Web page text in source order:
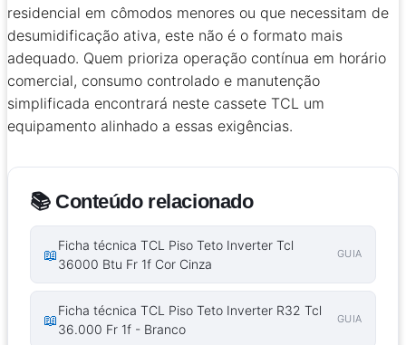
residencial em cômodos menores ou que necessitam de
desumidificação ativa, este não é o formato mais
adequado. Quem prioriza operação contínua em horário
comercial, consumo controlado e manutenção
simplificada encontrará neste cassete TCL um
equipamento alinhado a essas exigências.
📚 Conteúdo relacionado
📖
Ficha técnica TCL Piso Teto Inverter Tcl
36000 Btu Fr 1f Cor Cinza
GUIA
📖
Ficha técnica TCL Piso Teto Inverter R32 Tcl
36.000 Fr 1f - Branco
GUIA